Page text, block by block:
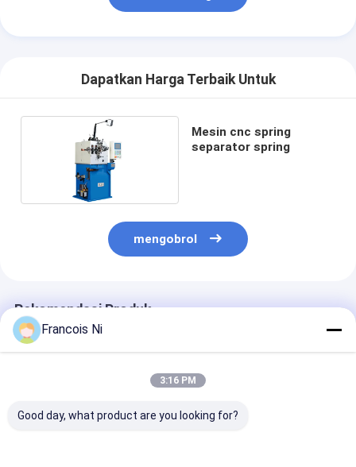
Dapatkan Harga Terbaik Untuk
Mesin cnc spring
separator spring
mengobrol
Rekomendasi Produk
Francois Ni
3:16 PM
Good day, what product are you looking for?